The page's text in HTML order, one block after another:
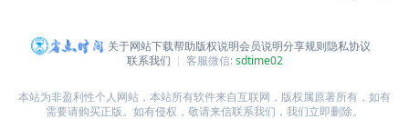
关于网站下载帮助版权说明会员说明分享规则隐私协议
联系我们
客服微信:sdtime02
本站为非盈利性个人网站，本站所有软件来自互联网，版权属原著所有，如有
需要请购买正版。如有侵权，敬请来信联系我们，我们立即删除。